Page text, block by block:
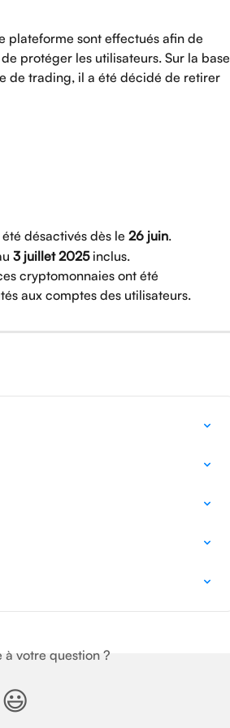
plateforme sont effectués afin de
protéger les utilisateurs. Sur la base
de trading, il a été décidé de retirer
désactivés dès le 26 juin.
3 juillet 2025 inclus.
cryptomonnaies ont été
aux comptes des utilisateurs.
à votre question ?
😃